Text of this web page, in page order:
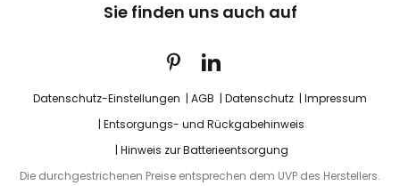
Sie finden uns auch auf
Datenschutz-Einstellungen AGB Datenschutz
Impressum
Entsorgungs- und Rückgabehinweis
Hinweis zur Batterieentsorgung
Die durchgestrichenen Preise entsprechen dem UVP des Herstellers.